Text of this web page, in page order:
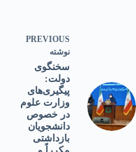
PREVIOUS
نوشته
سخنگوی
دولت:
پیگیری‌های
وزارت علوم
در خصوص
دانشجویان
بازداشتی